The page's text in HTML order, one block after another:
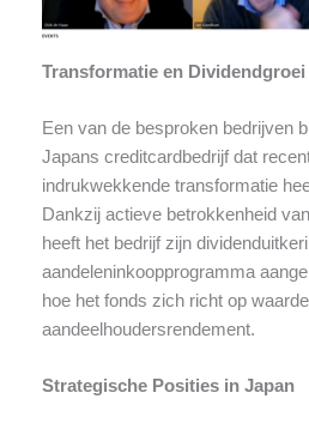
Transformatie en Dividendgroei
Een van de besproken bedrijven
Japans creditcardbedrijf dat
indrukwekkende transformatie
Dankzij actieve betrokkenheid
heeft het bedrijf zijn
aandeleninkoopprogramma
hoe het fonds zich richt op
aandeelhoudersrendement.
Strategische Posities in Japan